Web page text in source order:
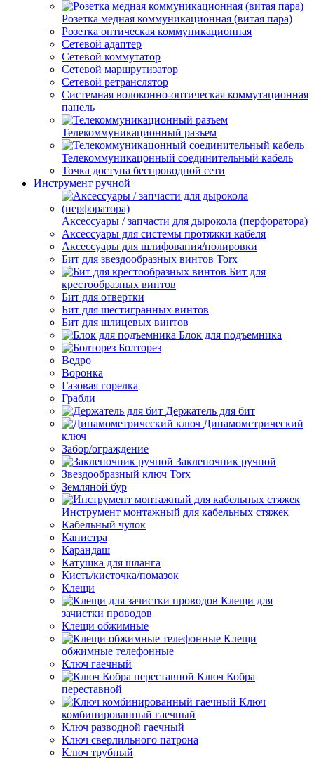
Розетка медная коммуникационная (витая пара)
Розетка оптическая коммуникационная
Сетевой адаптер
Сетевой коммутатор
Сетевой маршрутизатор
Сетевой ретранслятор
Системная волоконно-оптическая коммутационная
панель
Телекоммуникационный разъем
Телекоммуникацонный соединительный кабель
Точка доступа беспроводной сети
Инструмент ручной
Аксессуары / запчасти для дырокола (перфоратора)
Аксессуары для системы протяжки кабеля
Аксессуары для шлифования/полировки
Бит для звездообразных винтов Torx
Бит для
крестообразных винтов
Бит для отвертки
Бит для шестигранных винтов
Бит для шлицевых винтов
Блок для подъемника
Болторез
Ведро
Воронка
Газовая горелка
Грабли
Держатель для бит
Динамометрический
ключ
Забор/ограждение
Заклепочник ручной
Звездообразный ключ Torx
Земляной бур
Инструмент монтажный для кабельных стяжек
Кабельный чулок
Канистра
Карандаш
Катушка для шланга
Кисть/кисточка/помазок
Клещи
Клещи для
зачистки проводов
Клещи обжимные
Клещи
обжимные телефонные
Ключ гаечный
Ключ Кобра
переставной
Ключ
комбинированный гаечный
Ключ разводной гаечный
Ключ сверлильного патрона
Ключ трубный